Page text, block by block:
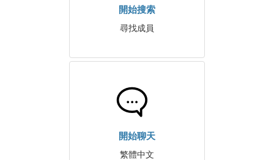
開始搜索
尋找成員
開始聊天
繁體中文